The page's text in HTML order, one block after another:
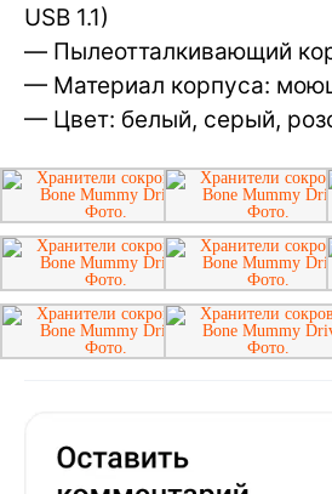
USB 1.1)
— Пылеотталкивающий
— Материал корпуса:
— Цвет: белый, серый,